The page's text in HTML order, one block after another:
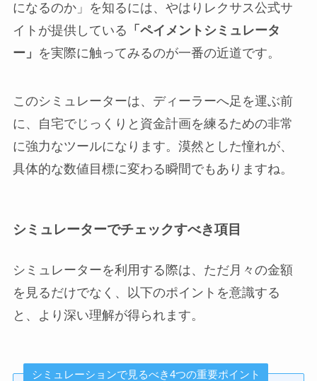
になるのか」を知るには、やはりレクサス公式サ
イトが提供している 「ペイメントシミュレータ
ー」 を実際に触ってみるのが一番の近道です。
このシミュレーターは、ディーラーへ足を運ぶ前
に、自宅でじっくりと資金計画を練るための非常
に強力なツールになります。漠然とした憧れが、
具体的な数値目標に変わる瞬間でもありますね。
シミュレーターでチェックすべき項目
シミュレーターを利用する際は、ただ月々の金額
を見るだけでなく、以下のポイントを意識する
と、より深い理解が得られます。
シミュレーションで見るべき4つの重要ポイント